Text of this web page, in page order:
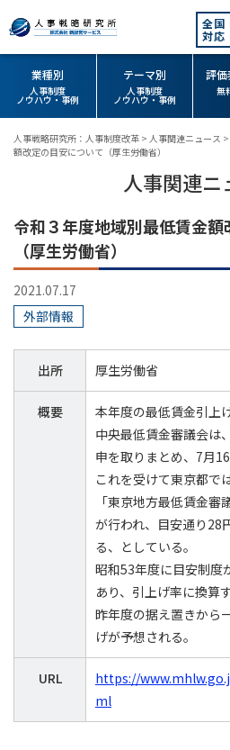
全国
対応
業種別
人事制度
ノウハウ・事例
テーマ別
人事制度
ノウハウ・事例
評価
無
人事戦略研究所：人事制度改革 > 人事関連ニュース >
額改定の目安について（厚生労働省）
人事関連ニ
令和３年度地域別最低賃金額
（厚生労働省）
2021.07.17
外部情報
出所 厚生労働省
概要
本年度の最低賃金引上
中央最低賃金審議会は
申を取りまとめ、7月
これを受けて東京都で
「東京地方最低賃金審
が行われ、目安通り28
る、としている。
昭和53年度に目安制度
あり、引上げ率に換算
昨年度の据え置きから
げが予想される。
URL
https://
ml